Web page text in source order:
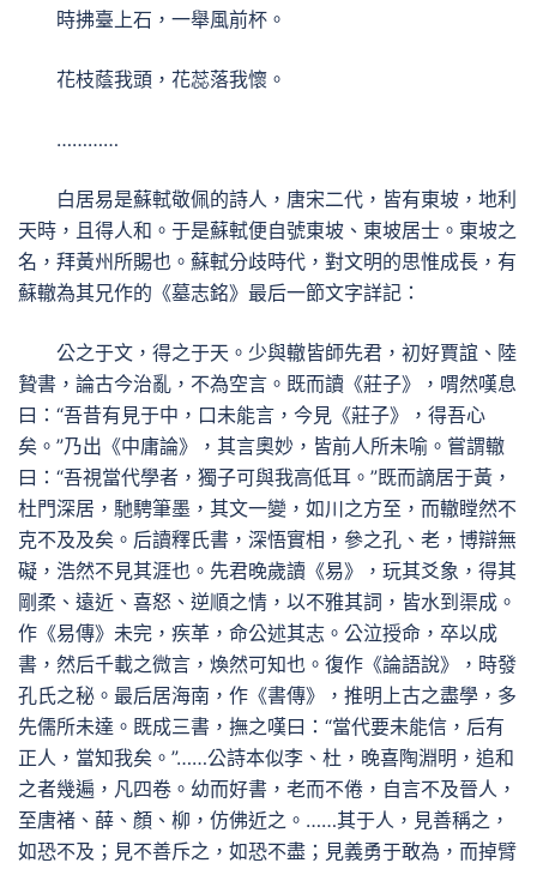
時拂臺上石，一舉風前杯。
花枝蔭我頭，花蕊落我懷。
…………
白居易是蘇軾敬佩的詩人，唐宋二代，皆有東坡，地利
天時，且得人和。于是蘇軾便自號東坡、東坡居士。東坡之
名，拜黃州所賜也。蘇軾分歧時代，對文明的思惟成長，有
蘇轍為其兄作的《墓志銘》最后一節文字詳記：
公之于文，得之于天。少與轍皆師先君，初好賈誼、陸
贄書，論古今治亂，不為空言。既而讀《莊子》，喟然嘆息
曰：“吾昔有見于中，口未能言，今見《莊子》，得吾心
矣。”乃出《中庸論》，其言奧妙，皆前人所未喻。嘗謂轍
曰：“吾視當代學者，獨子可與我高低耳。”既而謫居于黃，
杜門深居，馳騁筆墨，其文一變，如川之方至，而轍瞠然不
克不及及矣。后讀釋氏書，深悟實相，參之孔、老，博辯無
礙，浩然不見其涯也。先君晚歲讀《易》，玩其爻象，得其
剛柔、遠近、喜怒、逆順之情，以不雅其詞，皆水到渠成。
作《易傳》未完，疾革，命公述其志。公泣授命，卒以成
書，然后千載之微言，煥然可知也。復作《論語說》，時發
孔氏之秘。最后居海南，作《書傳》，推明上古之盡學，多
先儒所未達。既成三書，撫之嘆曰：“當代要未能信，后有
正人，當知我矣。”……公詩本似李、杜，晚喜陶淵明，追和
之者幾遍，凡四卷。幼而好書，老而不倦，自言不及晉人，
至唐褚、薛、顏、柳，仿佛近之。……其于人，見善稱之，
如恐不及；見不善斥之，如恐不盡；見義勇于敢為，而掉臂